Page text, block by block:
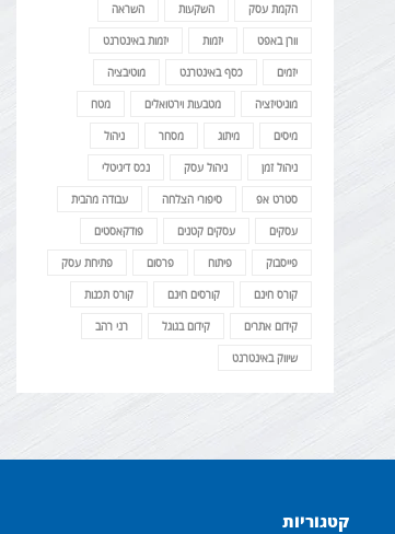
הקמת עסק השקעות השראה
וורן באפט יזמות יזמות באינטרנט
יזמים כסף באינטרנט מוטיבציה
מוניטיזציה מטבעות וירטואלים מטח
מיסים מיתוג מסחר ניהול
ניהול זמן ניהול עסק נכס דיגיטלי
סטרט אפ סיפורי הצלחה עבודה מהבית
עסקים עסקים קטנים פודקאסטים
פייסבוק פיתוח פרסום פתיחת עסק
קורס חינם קורסים חינם קורס תכנות
קידום אתרים קידום בגוגל רני רהב
שיווק באינטרנט
קטגוריות